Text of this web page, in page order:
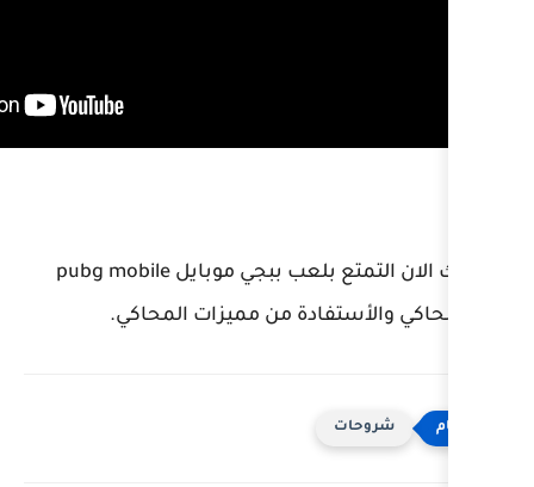
ويمكنك الان التمتع بلعب ببجي موبايل pubg mobile
من مميزات المحاكي.